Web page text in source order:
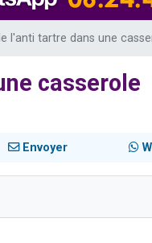
l'anti tartre dans une
casserole
Envoyer